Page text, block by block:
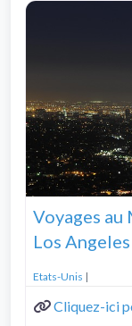
Voyages au
Los
Etats-Unis |
Cliquez-ici